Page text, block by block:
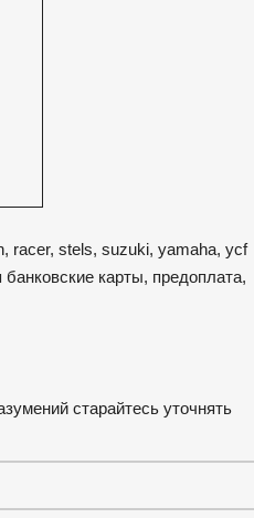
racer, stels, suzuki, yamaha, ycf
карты, предоплата,
старайтесь уточнять